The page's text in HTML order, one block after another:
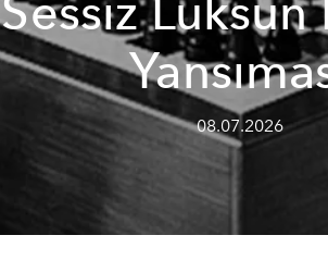
Sessiz
08.07.2026